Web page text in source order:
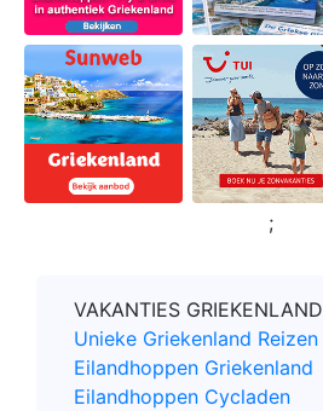
;
VAKANTIES GRIEKENLAND
Unieke Griekenland Reizen
Eilandhoppen Griekenland
Eilandhoppen Cycladen